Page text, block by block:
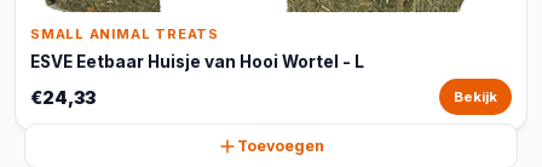
SMALL ANIMAL TREATS
ESVE Eetbaar Huisje van Hooi Wortel - L
€24,33 Bekijk
Toevoegen